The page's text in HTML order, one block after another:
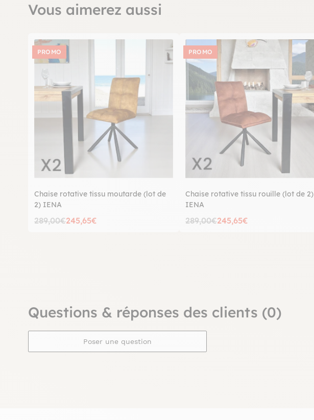
Vous aimerez aussi
PROMO
Chaise rotative tissu moutarde (lot de
2) IENA
289,00€245,65€
PROMO
Chaise rotative tissu rouille (lot de 2)
IENA
289,00€245,65€
Questions & réponses des clients (0)
Poser une question